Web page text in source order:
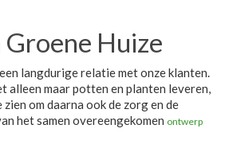
Groene Huize
langdurige relatie met onze klanten.
alleen maar potten en planten leveren,
om daarna ook de zorg en de
het samen overeengekomen ontwerp